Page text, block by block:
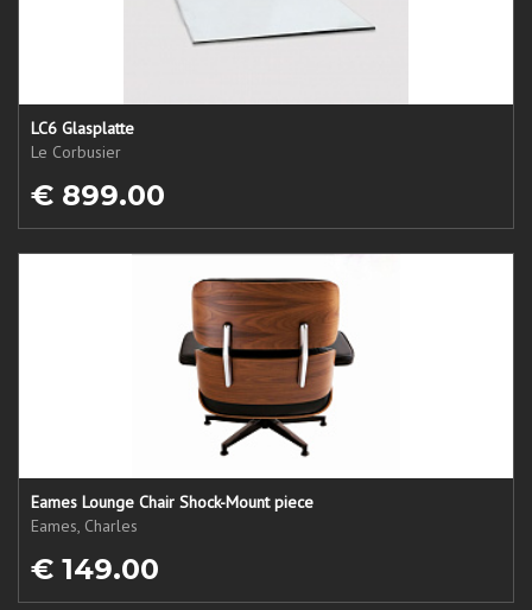
LC6 Glasplatte
Le Corbusier
€ 899.00
Eames Lounge Chair Shock-Mount piece
Eames, Charles
€ 149.00